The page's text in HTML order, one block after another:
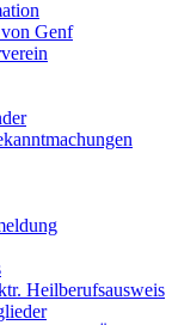
Genf
Heilberufsausweis